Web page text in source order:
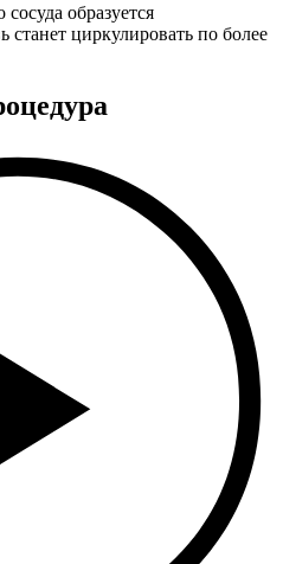
образуется
станет циркулировать по более